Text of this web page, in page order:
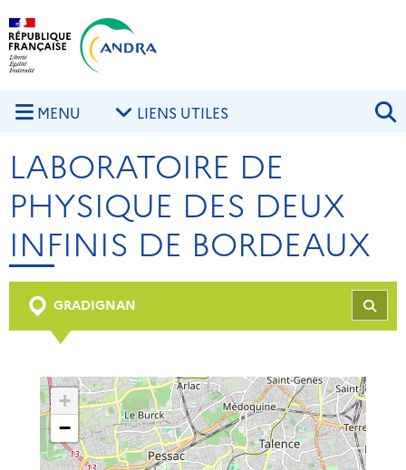
Aller au contenu principal
MENU LIENS UTILES
LABORATOIRE DE
PHYSIQUE DES DEUX
INFINIS DE BORDEAUX
GRADIGNAN
+
−